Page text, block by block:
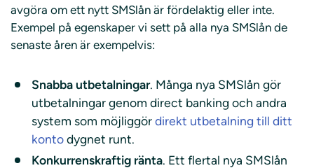
avgöra om ett nytt SMSlån är fördelaktig eller inte.
Exempel på egenskaper vi sett på alla nya SMSlån de
senaste åren är exempelvis:
Snabba utbetalningar. Många nya SMSlån gör
utbetalningar genom direct banking och andra
system som möjliggördirekt utbetalning till ditt
kontodygnet runt.
Konkurrenskraftig ränta. Ett flertal nya SMSlån